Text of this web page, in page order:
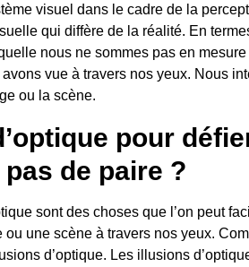
visuel dans le cadre de la
qui diffère de la réalité. En
nous ne sommes pas en
avons vue à travers nos yeux. Nous
ou la scène.
pour
pas de paire ?
sont des choses que l’on peut
ou une scène à travers nos yeux.
d’optique. Les illusions